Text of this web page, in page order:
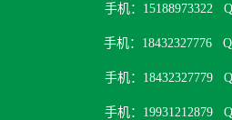
手机：15188973322
手机：18432327776
手机：18432327779
手机：19931212879